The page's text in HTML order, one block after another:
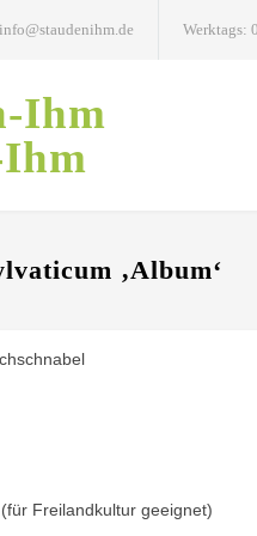
info@staudenihm.de Werktags:
‚Album‘
Freilandkultur geeignet)